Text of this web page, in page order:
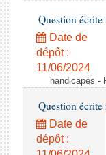
Question
Date de
dépôt :
11/06/2024
handicapés -
Question
Date de
dépôt :